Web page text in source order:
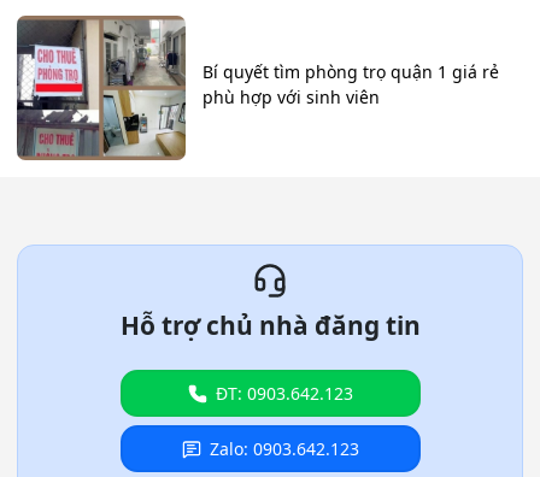
Bí quyết tìm phòng trọ quận 1 giá rẻ
phù hợp với sinh viên
Hỗ trợ chủ nhà đăng tin
ĐT: 0903.642.123
Zalo: 0903.642.123